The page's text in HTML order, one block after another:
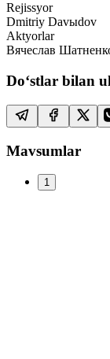
Rejissyor
Dmitriy Davыdov
Aktyorlar
Вячеслав
Do‘stlar bilan
Mavsumlar
1